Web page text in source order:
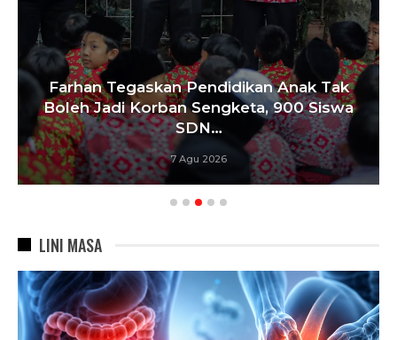
Farhan Tegaskan Pendidikan Anak Tak
Boleh Jadi Korban Sengketa, 900 Siswa
SDN…
7 Agu 2026
LINI MASA